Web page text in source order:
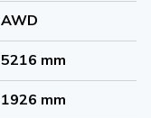
AWD
5216 mm
1926 mm